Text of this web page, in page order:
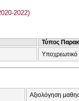
2022)
Τύπος
Υποχρεωτικό
Αξιολόγηση